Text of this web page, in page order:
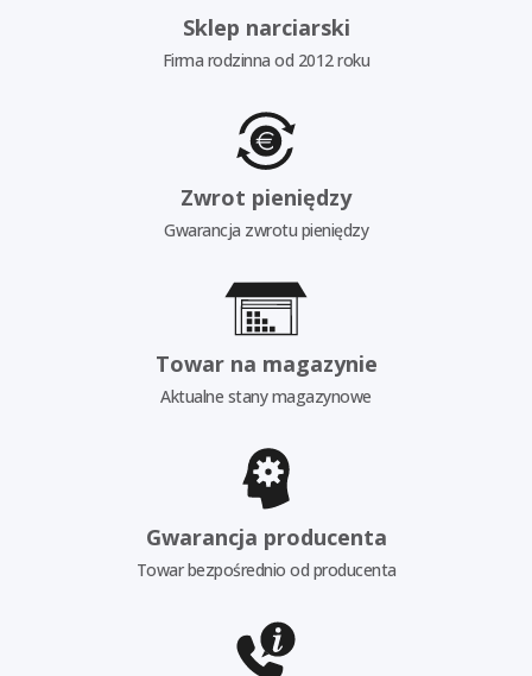
Sklep narciarski
Firma rodzinna od 2012 roku
Zwrot pieniędzy
Gwarancja zwrotu pieniędzy
Towar na magazynie
Aktualne stany magazynowe
Gwarancja producenta
Towar bezpośrednio od producenta